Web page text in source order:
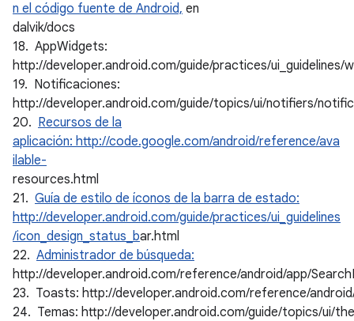
n el código fuente de Android, en
dalvik/docs
18. AppWidgets:
http://developer.android.com/guide/practices/ui_guidelines/
19. Notificaciones:
http://developer.android.com/guide/topics/ui/notifiers/
20. Recursos de la
aplicación: http://code.google.com/android/reference/ava
ilable-
resources.html
21. Guía de estilo de íconos de la barra de estado:
http://developer.android.com/guide/practices/ui_guidelines
/icon_design_status_bar.html
22. Administrador de búsqueda:
http://developer.android.com/reference/android/app/
23. Toasts: http://developer.android.com/reference/
24. Temas: http://developer.android.com/guide/topics/ui/